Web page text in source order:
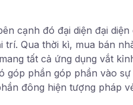
cạnh đó đại diện đại
Qua thời kì, mua bán
tất cả ứng dụng vắt
phần góp phần vào
đông hiện tượng pháp